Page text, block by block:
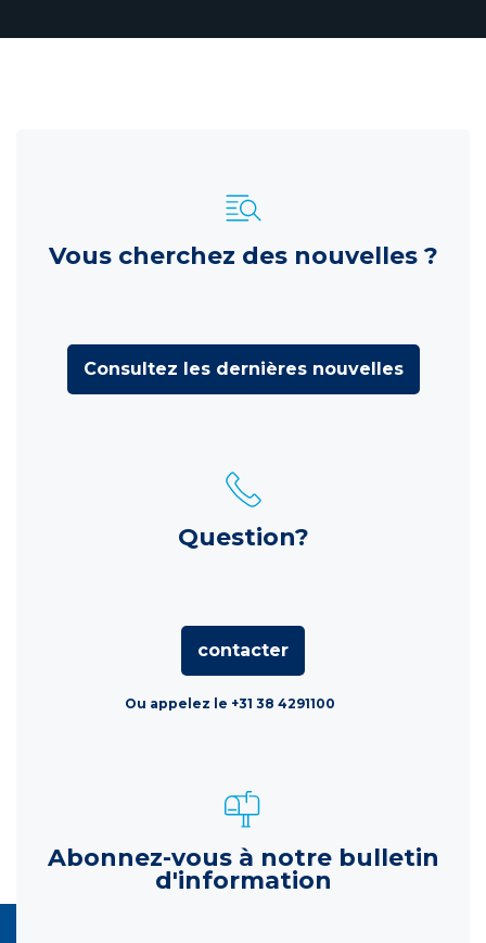
Vous cherchez des nouvelles ?
Consultez les dernières nouvelles
Question?
contacter
Ou appelez le +31 38 4291100
Abonnez-vous à notre bulletin
d'information